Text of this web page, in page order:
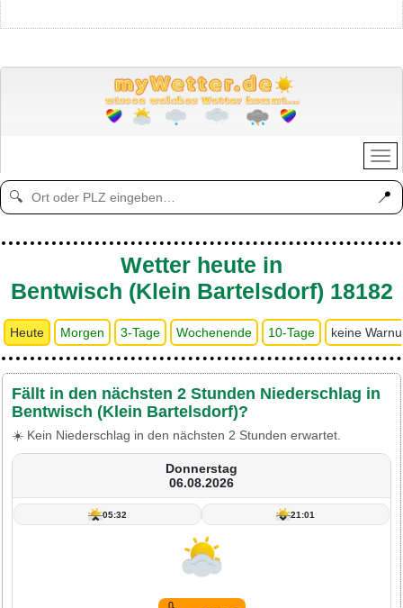
🔍 📍
Wetter heute in
Bentwisch (Klein Bartelsdorf) 18182
Heute Morgen 3-Tage Wochenende 10-Tage keine
Fällt in den nächsten 2 Stunden Niederschlag in
Bentwisch (Klein Bartelsdorf)?
☀️ Kein Niederschlag in den nächsten 2 Stunden erwartet.
Donnerstag
06.08.2026
05:32 21:01